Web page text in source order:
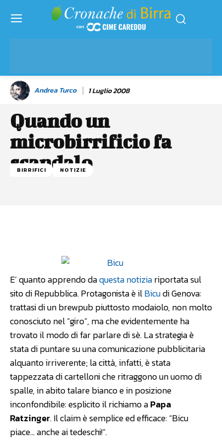
Andrea Turco 1 Luglio 2008
Quando un
microbirrificio fa
scandalo
BIRRIFICI NOTIZIE
E’ quanto apprendo daquesta notiziariportata sul
sito di Repubblica. Protagonista è ilBicudi Genova:
trattasi di un brewpub piuttosto modaiolo, non molto
conosciuto nel “giro”, ma che evidentemente ha
trovato il modo di far parlare di sè. La strategia è
stata di puntare su una comunicazione pubblicitaria
alquanto irriverente; la città, infatti, è stata
tappezzata di cartelloni che ritraggono un uomo di
spalle, in abito talare bianco e in posizione
inconfondibile: esplicito il richiamo aPapa
Ratzinger. Il claim è semplice ed efficace: “Bicu
piace… anche ai tedeschi!”.